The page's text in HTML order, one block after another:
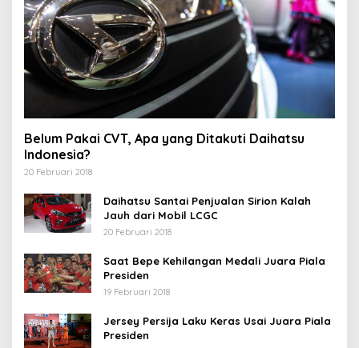
Belum Pakai CVT, Apa yang Ditakuti Daihatsu
Indonesia?
20 Februari 2018
Daihatsu Santai Penjualan Sirion Kalah
Jauh dari Mobil LCGC
20 Februari 2018
Saat Bepe Kehilangan Medali Juara Piala
Presiden
19 Februari 2018
Jersey Persija Laku Keras Usai Juara Piala
Presiden